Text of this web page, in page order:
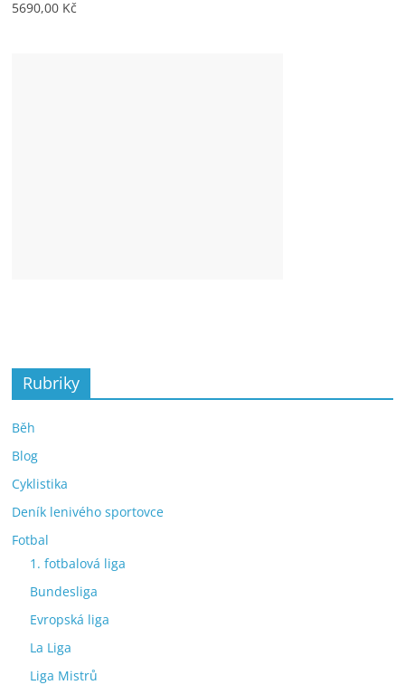
5690,00 Kč
Rubriky
Běh
Blog
Cyklistika
Deník lenivého sportovce
Fotbal
1. fotbalová liga
Bundesliga
Evropská liga
La Liga
Liga Mistrů